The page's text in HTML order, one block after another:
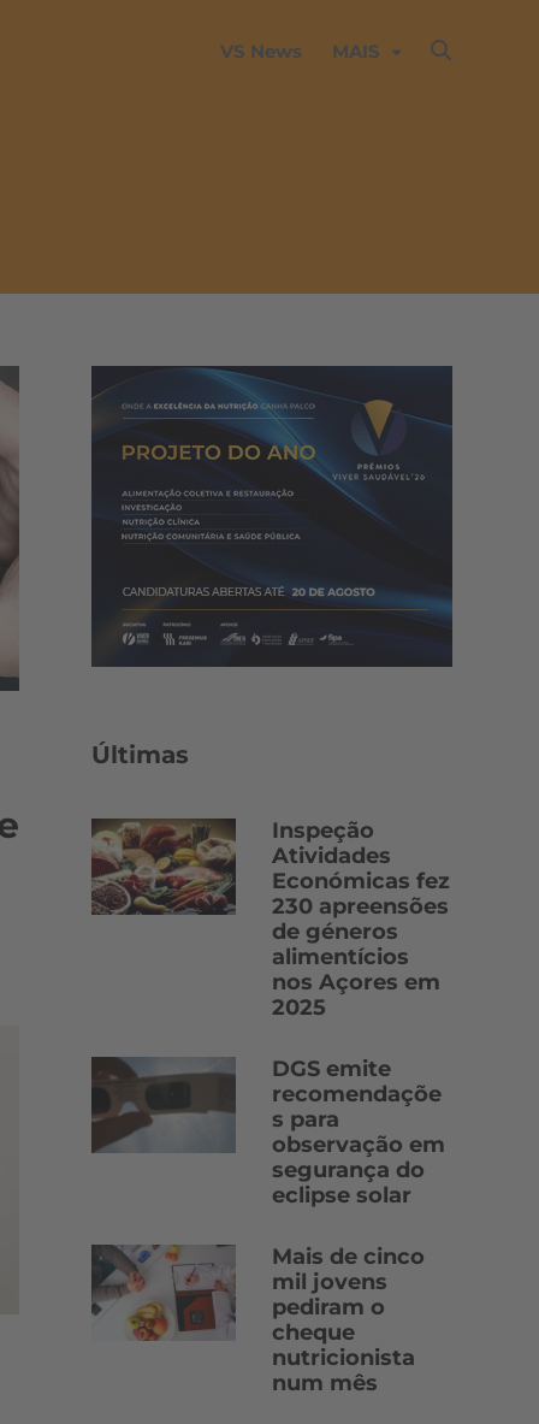
VS News MAIS
Últimas
Inspeção
Atividades
Económicas fez
230 apreensões
de géneros
alimentícios
nos Açores em
2025
DGS emite
recomendaçõe
s para
observação em
segurança do
eclipse solar
Mais de cinco
mil jovens
pediram o
cheque
nutricionista
num mês